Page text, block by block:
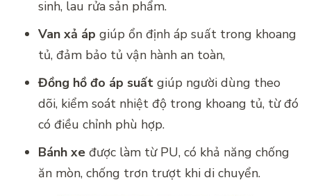
sinh, lau rửa sản phẩm.
Van xả áp giúp ổn định áp suất trong khoang
tủ, đảm bảo tủ vận hành an toàn,
Đồng hồ đo áp suất giúp người dùng theo
dõi, kiểm soát nhiệt độ trong khoang tủ, từ đó
có điều chỉnh phù hợp.
Bánh xe được làm từ PU, có khả năng chống
ăn mòn, chống trơn trượt khi di chuyển.